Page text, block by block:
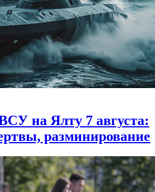
на Ялту 7 августа:
разминирование